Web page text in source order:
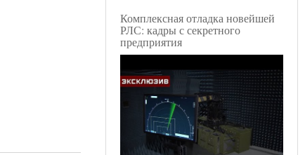
Комплексная отладка новейшей
РЛС: кадры с секретного
предприятия